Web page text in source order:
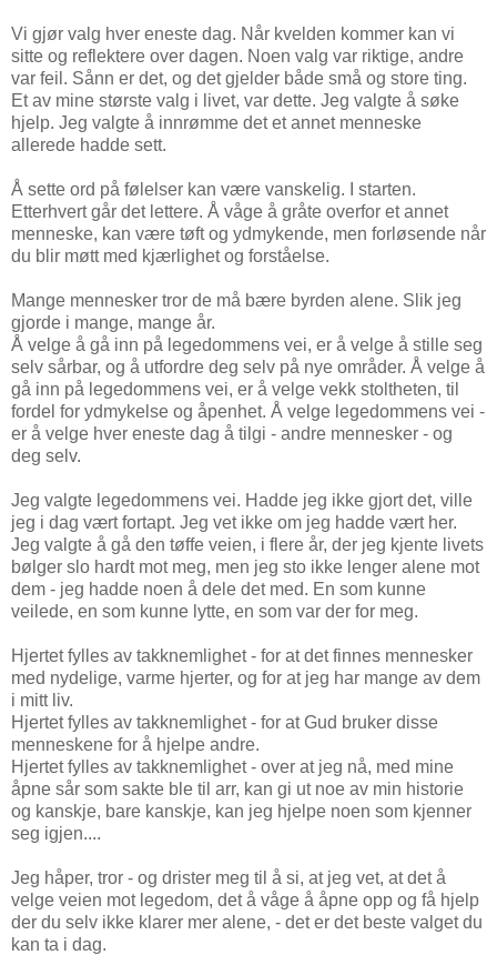
Vi gjør valg hver eneste dag. Når kvelden kommer kan vi
sitte og reflektere over dagen. Noen valg var riktige, andre
var feil. Sånn er det, og det gjelder både små og store ting.
Et av mine største valg i livet, var dette. Jeg valgte å søke
hjelp. Jeg valgte å innrømme det et annet menneske
allerede hadde sett.
Å sette ord på følelser kan være vanskelig. I starten.
Etterhvert går det lettere. Å våge å gråte overfor et annet
menneske, kan være tøft og ydmykende, men forløsende når
du blir møtt med kjærlighet og forståelse.
Mange mennesker tror de må bære byrden alene. Slik jeg
gjorde i mange, mange år.
Å velge å gå inn på legedommens vei, er å velge å stille seg
selv sårbar, og å utfordre deg selv på nye områder. Å velge å
gå inn på legedommens vei, er å velge vekk stoltheten, til
fordel for ydmykelse og åpenhet. Å velge legedommens vei -
er å velge hver eneste dag å tilgi - andre mennesker - og
deg selv.
Jeg valgte legedommens vei. Hadde jeg ikke gjort det, ville
jeg i dag vært fortapt. Jeg vet ikke om jeg hadde vært her.
Jeg valgte å gå den tøffe veien, i flere år, der jeg kjente livets
bølger slo hardt mot meg, men jeg sto ikke lenger alene mot
dem - jeg hadde noen å dele det med. En som kunne
veilede, en som kunne lytte, en som var der for meg.
Hjertet fylles av takknemlighet - for at det finnes mennesker
med nydelige, varme hjerter, og for at jeg har mange av dem
i mitt liv.
Hjertet fylles av takknemlighet - for at Gud bruker disse
menneskene for å hjelpe andre.
Hjertet fylles av takknemlighet - over at jeg nå, med mine
åpne sår som sakte ble til arr, kan gi ut noe av min historie
og kanskje, bare kanskje, kan jeg hjelpe noen som kjenner
seg igjen....
Jeg håper, tror - og drister meg til å si, at jeg vet, at det å
velge veien mot legedom, det å våge å åpne opp og få hjelp
der du selv ikke klarer mer alene, - det er det beste valget du
kan ta i dag.